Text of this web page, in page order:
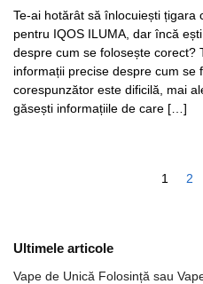
Te-ai hotărât să înlocuiești țigara
pentru IQOS ILUMA, dar încă
despre cum se folosește corect?
informații precise despre cum se
corespunzător este dificilă, mai
găsești informațiile de care […]
1 2
Ultimele articole
Vape de Unică Folosință sau